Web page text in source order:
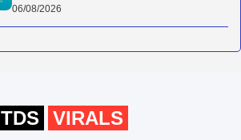
06/08/2026
TDS VIRALS